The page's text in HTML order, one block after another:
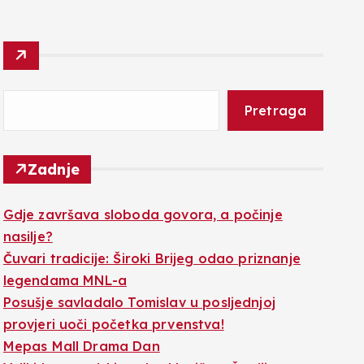
Pretraga
Zadnje
Gdje završava sloboda govora, a počinje
nasilje?
Čuvari tradicije: Široki Brijeg odao priznanje
legendama MNL-a
Posušje savladalo Tomislav u posljednjoj
provjeri uoči početka prvenstva!
Mepas Mall Drama Dan